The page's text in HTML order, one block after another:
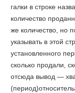
галки в строке
количество
же количество, но
указывать в этой
установленного
сколько продали,
отсюда вывод —